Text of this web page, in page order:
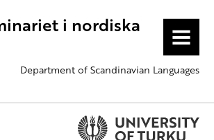
i nordiska
MENU
Department of Scandinavian Languages